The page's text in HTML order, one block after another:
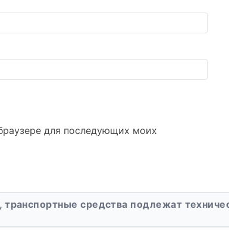
для последующих моих
средства подлежат